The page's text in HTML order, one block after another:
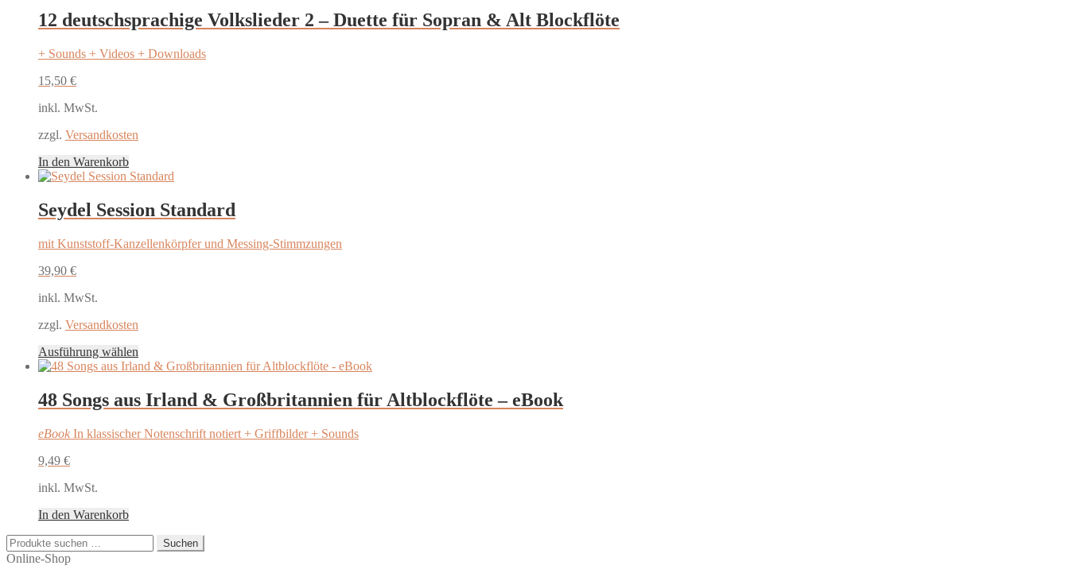
12 deutschsprachige Volkslieder 2 – Duette für Sopran & Alt Blockflöte
+ Sounds + Videos + Downloads
15,50 €
inkl. MwSt.
zzgl. Versandkosten
In den Warenkorb
Seydel Session Standard
mit Kunststoff-Kanzellenkörpfer und Messing-Stimmzungen
39,90 €
inkl. MwSt.
zzgl. Versandkosten
Ausführung wählen
Produkt
mehrere
Varianten
Die
werden
48 Songs aus Irland & Großbritannien für Altblockflöte – eBook
eBook In klassischer Notenschrift notiert + Griffbilder + Sounds
9,49 €
inkl. MwSt.
In den Warenkorb
Suchen
nach:
Suchen
Online-Shop